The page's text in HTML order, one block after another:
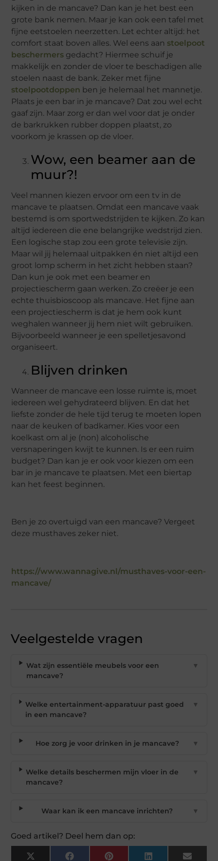
kijken in de mancave? Dan kan je het best een
grote bank nemen. Maar je kan ook een tafel met
fijne eetstoelen neerzetten. Let echter altijd: het
comfort staat boven alles. Wel eens aan stoelpoot
beschermers gedacht? Hiermee schuif je
makkelijk en zonder de vloer te beschadigen alle
stoelen naast de bank. Zeker met fijne
stoelpootdoppen ben je helemaal het mannetje.
Plaats je een bar in je mancave? Dat zou wel echt
gaaf zijn. Maar zorg er dan wel voor dat je onder
de barkrukken rubber doppen plaatst, zo
voorkom je krassen op de vloer.
Wow, een beamer aan de
muur?!
Veel mannen kiezen ervoor om een tv in de
mancave te plaatsen. Omdat een mancave vaak
bestemd is om sportwedstrijden te kijken. Zo kan
altijd iedereen die ene belangrijke wedstrijd zien.
Een logische stap zou een grote televisie zijn.
Maar wil jij helemaal uitpakken én niet altijd een
groot lomp scherm in het zicht hebben staan?
Dan kun je ook met een beamer en
projectiescherm gaan werken. Zo creëer je een
echte thuisbioscoop als mancave. Het fijne aan
een projectiescherm is dat je hem ook kunt
weghalen wanneer jij hem niet wilt gebruiken.
Bijvoorbeeld wanneer je een spelletjesavond
organiseert.
Blijven drinken
Wanneer de mancave een losse ruimte is, moet
iedereen wel gehydrateerd blijven. En dat het
liefste zonder de hele tijd terug te moeten lopen
naar de keuken of badkamer. Kies voor een
koelkast om al je (non) alcoholische
versnaperingen kwijt te kunnen. Is er een ruim
budget? Dan kan je er ook voor kiezen om een
bar in je mancave te plaatsen. Met een biertap
kan het feest beginnen.
Ben je zo overtuigd van een mancave? Vergeet
deze musthaves zeker niet.
https://www.wannagive.nl/musthaves-voor-een-
mancave/
Veelgestelde vragen
Wat zijn essentiële meubels voor een
mancave?
▼
Welke entertainment-apparatuur past goed
in een mancave?
▼
Hoe zorg je voor drinken in je mancave? ▼
Welke details beschermen mijn vloer in de
mancave?
▼
Waar kan ik een mancave inrichten? ▼
Goed artikel? Deel hem dan op: